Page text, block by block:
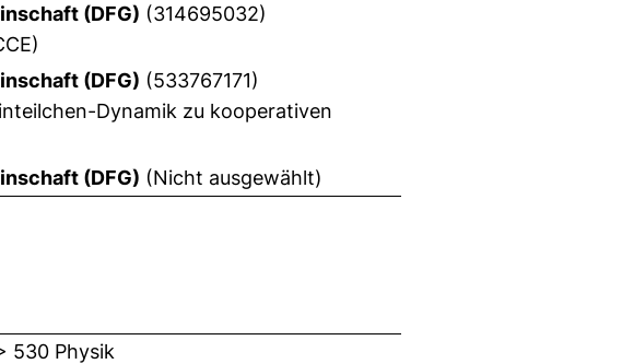
(DFG) (314695032)
(DFG) (533767171)
Dynamik zu kooperativen
(DFG) (Nicht ausgewählt)
530 Physik